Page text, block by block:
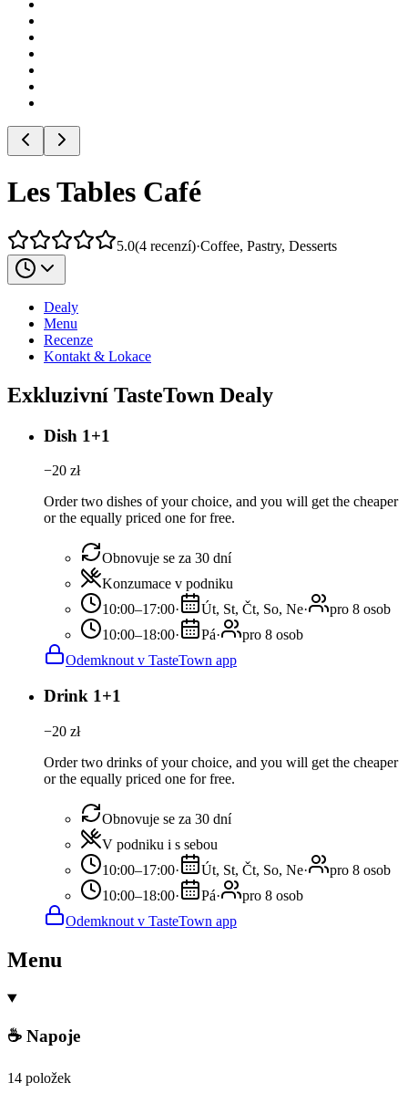
Les Tables Café
5.0(4 recenzí)·Coffee, Pastry, Desserts
Dealy
Menu
Recenze
Kontakt & Lokace
Exkluzivní TasteTown Dealy
Dish 1+1
−20 zł
Order two dishes of your choice, and you will get the cheaper
or the equally priced one for free.
Obnovuje se za 30 dní
Konzumace v podniku
10:00–17:00· Út, St, Čt, So, Ne·
pro 8 osob
10:00–18:00· Pá·
pro 8 osob
Odemknout v TasteTown app
Drink 1+1
−20 zł
Order two drinks of your choice, and you will get the cheaper
or the equally priced one for free.
Obnovuje se za 30 dní
V podniku i s sebou
10:00–17:00· Út, St, Čt, So, Ne·
pro 8 osob
10:00–18:00· Pá·
pro 8 osob
Odemknout v TasteTown app
Menu
☕ Napoje
14 položek